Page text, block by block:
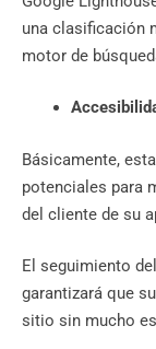
una clasificación
motor de
Básicamente,
potenciales para
del cliente de su
El seguimiento
garantizará que
sitio sin mucho